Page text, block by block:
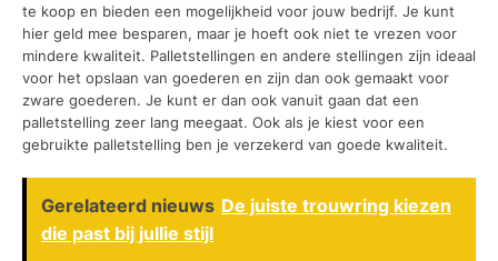
te koop en bieden een mogelijkheid voor jouw bedrijf. Je kunt
hier geld mee besparen, maar je hoeft ook niet te vrezen voor
mindere kwaliteit. Palletstellingen en andere stellingen zijn ideaal
voor het opslaan van goederen en zijn dan ook gemaakt voor
zware goederen. Je kunt er dan ook vanuit gaan dat een
palletstelling zeer lang meegaat. Ook als je kiest voor een
gebruikte palletstelling ben je verzekerd van goede kwaliteit.
Gerelateerd nieuws De juiste trouwring kiezen
die past bij jullie stijl